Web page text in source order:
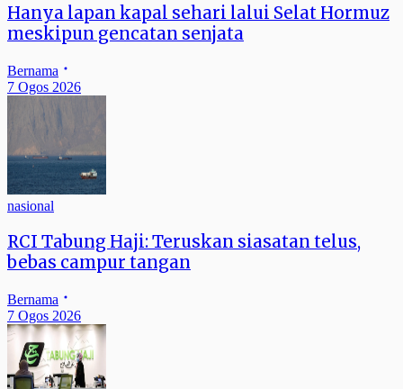
Hanya lapan kapal sehari lalui Selat Hormuz
meskipun gencatan senjata
Bernama
7 Ogos 2026
nasional
RCI Tabung Haji: Teruskan siasatan telus,
bebas campur tangan
Bernama
7 Ogos 2026